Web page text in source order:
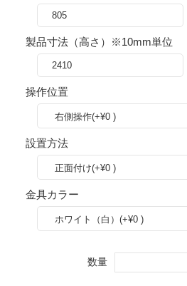
製品寸法（高さ）※10mm単位
操作位置
設置方法
金具カラー
数量